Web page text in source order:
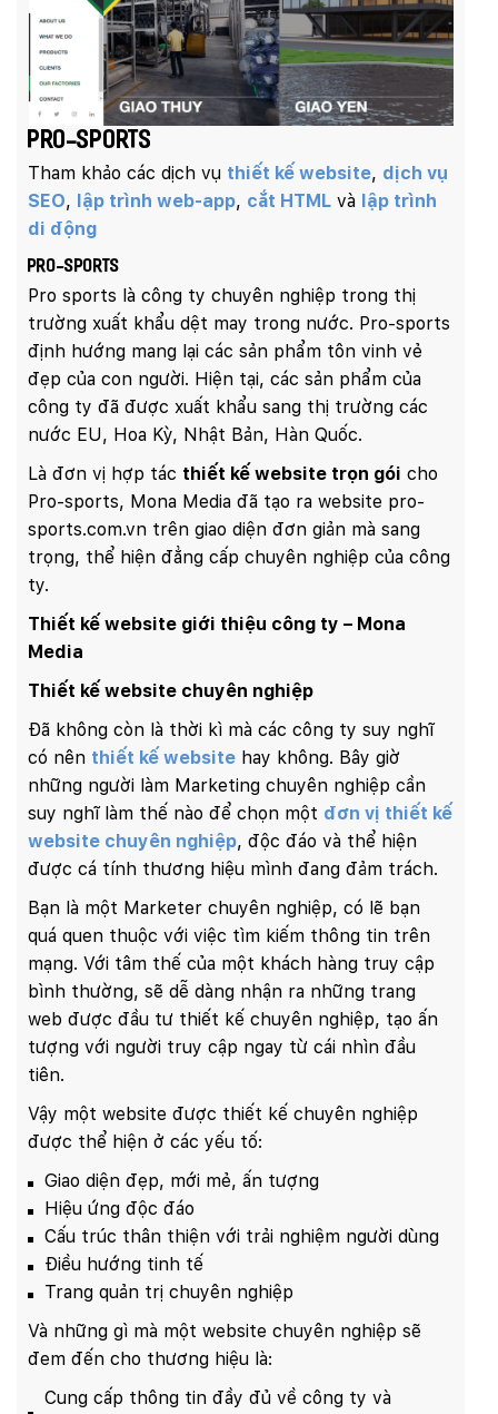
Pro-sports
Tham khảo các dịch vụ thiết kế website, dịch vụ
SEO, lập trình web-app, cắt HTML và lập trình
di động
Pro-sports
Pro sports là công ty chuyên nghiệp trong thị
trường xuất khẩu dệt may trong nước. Pro-sports
định hướng mang lại các sản phẩm tôn vinh vẻ
đẹp của con người. Hiện tại, các sản phẩm của
công ty đã được xuất khẩu sang thị trường các
nước EU, Hoa Kỳ, Nhật Bản, Hàn Quốc.
Là đơn vị hợp tác thiết kế website trọn gói cho
Pro-sports, Mona Media đã tạo ra website pro-
sports.com.vn trên giao diện đơn giản mà sang
trọng, thể hiện đẳng cấp chuyên nghiệp của công
ty.
Thiết kế website giới thiệu công ty – Mona
Media
Thiết kế website chuyên nghiệp
Đã không còn là thời kì mà các công ty suy nghĩ
có nên thiết kế website hay không. Bây giờ
những người làm Marketing chuyên nghiệp cần
suy nghĩ làm thế nào để chọn một đơn vị thiết kế
website chuyên nghiệp, độc đáo và thể hiện
được cá tính thương hiệu mình đang đảm trách.
Bạn là một Marketer chuyên nghiệp, có lẽ bạn
quá quen thuộc với việc tìm kiếm thông tin trên
mạng. Với tâm thế của một khách hàng truy cập
bình thường, sẽ dễ dàng nhận ra những trang
web được đầu tư thiết kế chuyên nghiệp, tạo ấn
tượng với người truy cập ngay từ cái nhìn đầu
tiên.
Vậy một website được thiết kế chuyên nghiệp
được thể hiện ở các yếu tố:
Giao diện đẹp, mới mẻ, ấn tượng
Hiệu ứng độc đáo
Cấu trúc thân thiện với trải nghiệm người dùng
Điều hướng tinh tế
Trang quản trị chuyên nghiệp
Và những gì mà một website chuyên nghiệp sẽ
đem đến cho thương hiệu là:
Cung cấp thông tin đầy đủ về công ty và